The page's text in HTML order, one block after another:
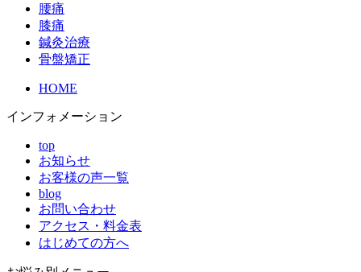
腰痛
膝痛
鍼灸治療
骨盤矯正
HOME
インフォメーション
top
お知らせ
お客様の声一覧
blog
お問い合わせ
アクセス・料金表
はじめての方へ